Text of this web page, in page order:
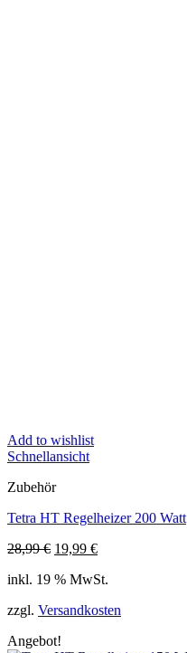
Add to wishlist
Schnellansicht
Zubehör
Tetra HT Regelheizer 200 Watt
28,99€ Ursprünglicher
war:
19,99 €Aktueller
ist:
inkl. 19 % MwSt.
zzgl. Versandkosten
Angebot!